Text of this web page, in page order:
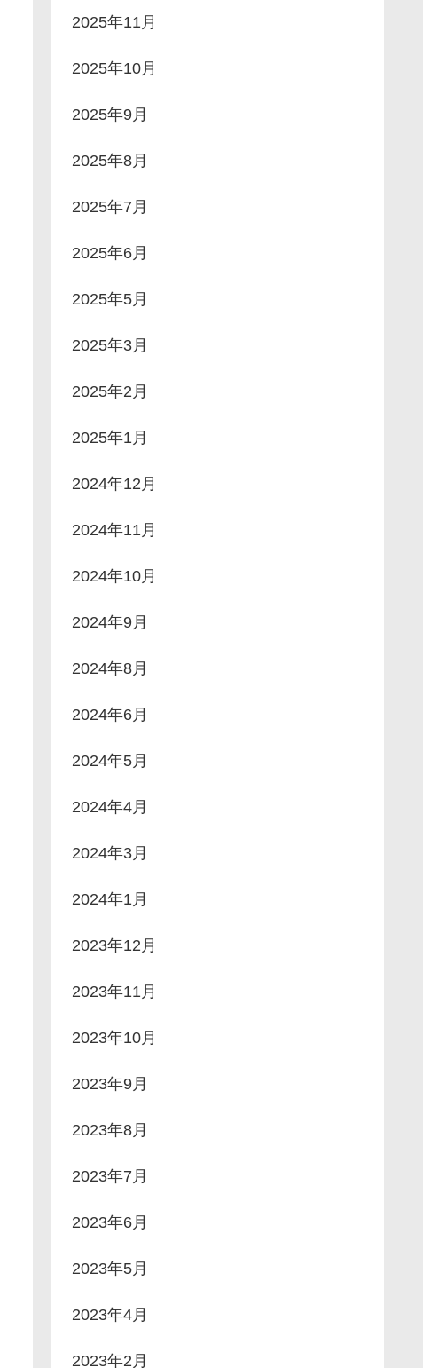
2025年11月
2025年10月
2025年9月
2025年8月
2025年7月
2025年6月
2025年5月
2025年3月
2025年2月
2025年1月
2024年12月
2024年11月
2024年10月
2024年9月
2024年8月
2024年6月
2024年5月
2024年4月
2024年3月
2024年1月
2023年12月
2023年11月
2023年10月
2023年9月
2023年8月
2023年7月
2023年6月
2023年5月
2023年4月
2023年2月